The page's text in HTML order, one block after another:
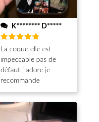
K******** D*****
Note5
sur 5
La coque elle est
impeccable pas de
défaut j adore je
recommande